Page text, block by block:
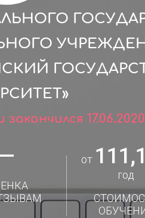
17.06.2020
— от 111,1
год